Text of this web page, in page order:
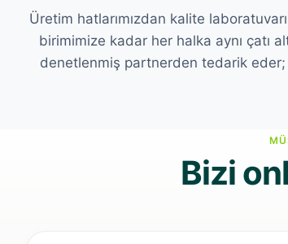
Üretim hatlarımızdan kalite
birimimize kadar her halka aynı çatı
denetlenmiş partnerden tedarik eder;
Bizi